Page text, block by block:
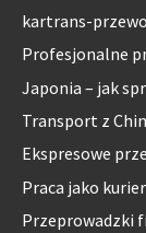
kartrans-
Profesjonalne
Japonia – jak
Transport z Chin
Ekspresowe
Praca jako
Przeprowadzki